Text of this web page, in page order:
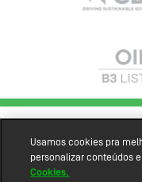
Usamos cookies pra
personalizar conteúdos
Cookies.